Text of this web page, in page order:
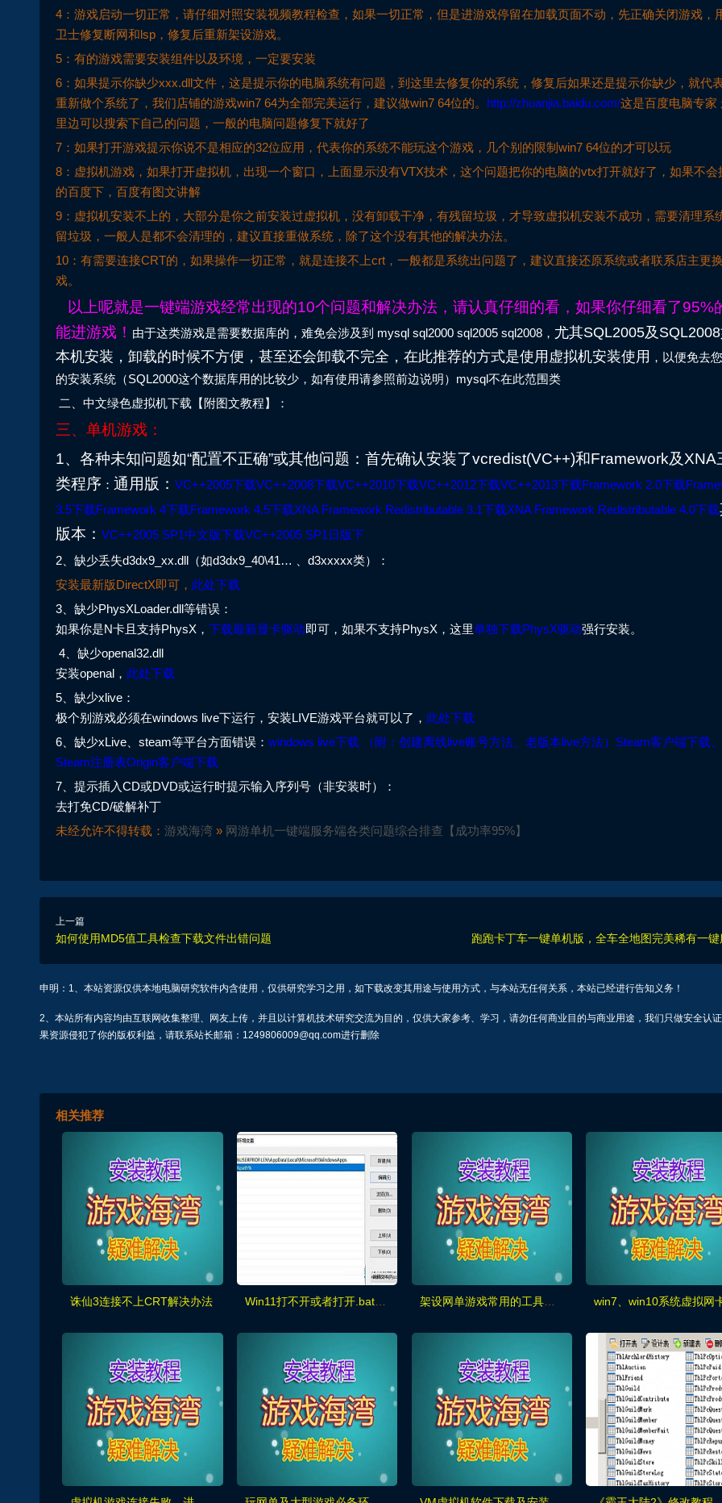
4：游戏启动一切正常，请仔细对照安装视频教程检查，如果一切正常，但是进游戏停留在加载页面不动，先正确关闭游戏，
卫士修复断网和lsp，修复后重新架设游戏。
5：有的游戏需要安装组件以及环境，一定要安装
6：如果提示你缺少xxx.dll文件，这是提示你的电脑系统有问题，到这里去修复你的系统，修复后如果还是提示你缺少，就代
重新做个系统了，我们店铺的游戏win7 64为全部完美运行，建议做win7 64位的。 http://zhuanjia.baidu.com/这是百度电脑专家
里边可以搜索下自己的问题，一般的电脑问题修复下就好了
7：如果打开游戏提示你说不是相应的32位应用，代表你的系统不能玩这个游戏，几个别的限制win7 64位的才可以玩
8：虚拟机游戏，如果打开虚拟机，出现一个窗口，上面显示没有VTX技术，这个问题把你的电脑的vtx打开就好了，如果不会
的百度下，百度有图文讲解
9：虚拟机安装不上的，大部分是你之前安装过虚拟机，没有卸载干净，有残留垃圾，才导致虚拟机安装不成功，需要清理系
留垃圾，一般人是都不会清理的，建议直接重做系统，除了这个没有其他的解决办法。
10：有需要连接CRT的，如果操作一切正常，就是连接不上crt，一般都是系统出问题了，建议直接还原系统或者联系店主更
戏。
以上呢就是一键端游戏经常出现的10个问题和解决办法，请认真仔细的看，如果你仔细看了95%
能进游戏！ 由于这类游戏是需要数据库的，难免会涉及到 mysql sql2000 sql2005 sql2008， 尤其SQL2005及
本机安装，卸载的时候不方便，甚至还会卸载不完全，在此推荐的方式是使用虚拟机安装使用 ，以便免去
的安装系统（SQL2000这个数据库用的比较少，如有使用请参照前边说明）mysql不在此范围类
二、中文绿色虚拟机下载【附图文教程】：
三、单机游戏：
1、各种未知问题如“配置不正确”或其他问题：首先确认安装了vcredist(VC++)和Framework及XNA
类程序 ： 通用版： VC++2005下载VC++2008下载VC++2010下载VC++2012下载VC++2013下载Framework 2.0下载
3.5下载Framework 4下载Framework 4.5下载XNA Framework Redistributable 3.1下载XNA Framework Redistributable 4.0下载
版本： VC++2005 SP1中文版下载VC++2005 SP1日版下
2、缺少丢失d3dx9_xx.dll（如d3dx9_40\41… 、d3xxxxx类）：
安装最新版DirectX即可， 此处下载
3、缺少PhysXLoader.dll等错误：
如果你是N卡且支持PhysX， 下载最新显卡驱动即可，如果不支持PhysX，这里单独下载PhysX驱动强行安装。
4、缺少openal32.dll
安装openal， 此处下载
5、缺少xlive：
极个别游戏必须在windows live下运行，安装LIVE游戏平台就可以了， 此处下载
6、缺少xLive、steam等平台方面错误： windows live下载 （附： 创建离线live账号方法、 老版本live方法） Steam客户端下载
Steam注册表Origin客户端下载
7、提示插入CD或DVD或运行时提示输入序列号（非安装时）：
去打免CD/破解补丁
未经允许不得转载： 游戏海湾» 网游单机一键端服务端各类问题综合排查【成功率95%】
上一篇
如何使用MD5值工具检查下载文件出错问题 跑跑卡丁车一键单机版，全车全地图完美稀有一
申明：1、本站资源仅供本地电脑研究软件内含使用，仅供研究学习之用，如下载改变其用途与使用方式，与本站无任何关系，本站已经进行告知义务！
2、本站所有内容均由互联网收集整理、网友上传，并且以计算机技术研究交流为目的，仅供大家参考、学习，请勿任何商业目的与商业用途，我们只做安全认
果资源侵犯了你的版权利益，请联系站长邮箱：1249806009@qq.com进行删除
相关推荐
诛仙3连接不上CRT解决办法 Win11打不开或者打开.bat游戏，一闪就没了解决方法 架设网单游戏常用的工具合集！